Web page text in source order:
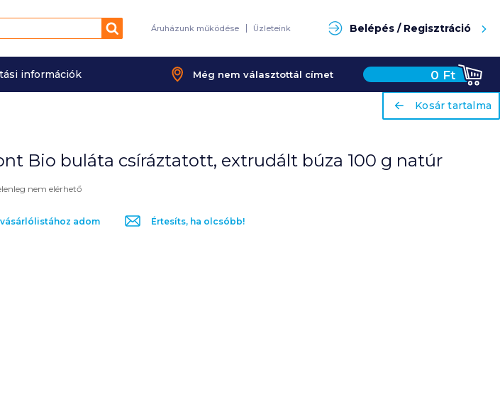
Keresés Áruházunk működése Üzleteink Belépés / Regisztráció
információk Még nem választottál címet 0 Ft
ariaLabel
Kosár tartalma
ariaLabelKosár tartalma
Bio buláta csíráztatott, extrudált búza 100 g natúr
nem elérhető
adom Értesíts, ha olcsóbb!